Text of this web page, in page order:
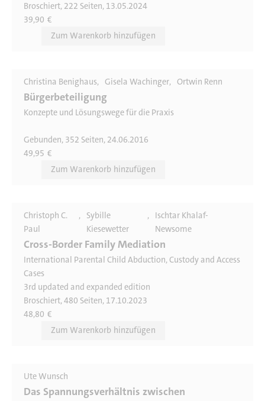
Broschiert, 222 Seiten, 13.05.2024
39,90 €
Christina Benighaus Gisela Wachinger Ortwin Renn
Bürgerbeteiligung
Konzepte und Lösungswege für die Praxis
Gebunden, 352 Seiten, 24.06.2016
49,95 €
Christoph C.
Paul
Sybille
Kiesewetter
Ischtar Khalaf-
Newsome
Cross-Border Family Mediation
International Parental Child Abduction, Custody and Access
Cases
3rd updated and expanded edition
Broschiert, 480 Seiten, 17.10.2023
48,80 €
Ute Wunsch
Das Spannungsverhältnis zwischen